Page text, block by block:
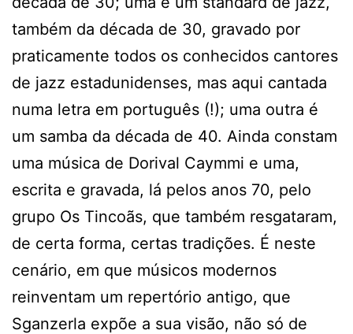
também da década de 30, gravado por
praticamente todos os conhecidos cantores
de jazz estadunidenses, mas aqui cantada
numa letra em português (!); uma outra é
um samba da década de 40. Ainda constam
uma música de Dorival Caymmi e uma,
escrita e gravada, lá pelos anos 70, pelo
grupo Os Tincoãs, que também resgataram,
de certa forma, certas tradições. É neste
cenário, em que músicos modernos
reinventam um repertório antigo, que
Sganzerla expõe a sua visão, não só de